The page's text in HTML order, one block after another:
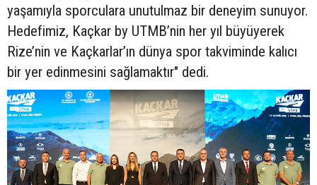
yaşamıyla sporculara unutulmaz bir deneyim sunuyor.
Hedefimiz, Kaçkar by UTMB’nin her yıl büyüyerek
Rize’nin ve Kaçkarlar’ın dünya spor takviminde kalıcı
bir yer edinmesini sağlamaktır" dedi.